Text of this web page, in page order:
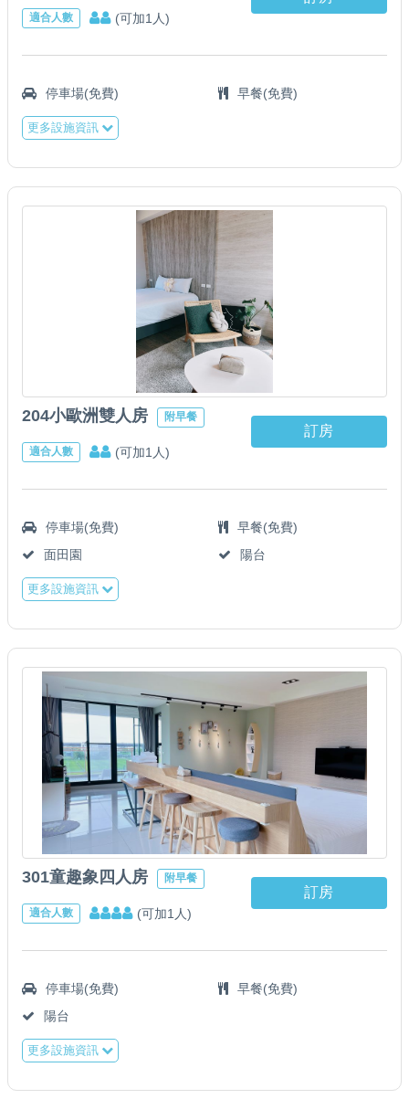
適合人數 (可加1人)
停車場(免費) 早餐(免費)
更多設施資訊
204小歐洲雙人房 附早餐
適合人數 (可加1人)
訂房
停車場(免費)
早餐(免費)
面田園
陽台
更多設施資訊
301童趣象四人房 附早餐
適合人數 (可加1人)
訂房
停車場(免費)
早餐(免費)
陽台
更多設施資訊